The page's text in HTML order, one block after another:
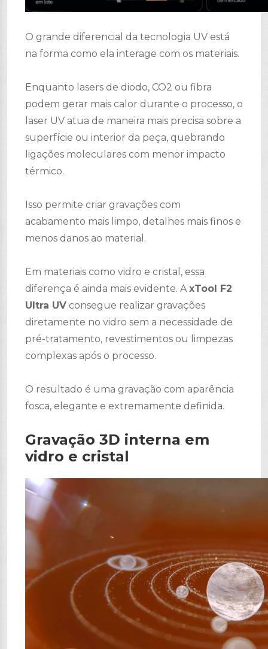
O grande diferencial da tecnologia UV está
na forma como ela interage com os materiais.
Enquanto lasers de diodo, CO2 ou fibra
podem gerar mais calor durante o processo, o
laser UV atua de maneira mais precisa sobre a
superfície ou interior da peça, quebrando
ligações moleculares com menor impacto
térmico.
Isso permite criar gravações com
acabamento mais limpo, detalhes mais finos e
menos danos ao material.
Em materiais como vidro e cristal, essa
diferença é ainda mais evidente. AxTool F2
Ultra UV consegue realizar gravações
diretamente no vidro sem a necessidade de
pré-tratamento, revestimentos ou limpezas
complexas após o processo.
O resultado é uma gravação com aparência
fosca, elegante e extremamente definida.
Gravação 3D interna em
vidro e cristal